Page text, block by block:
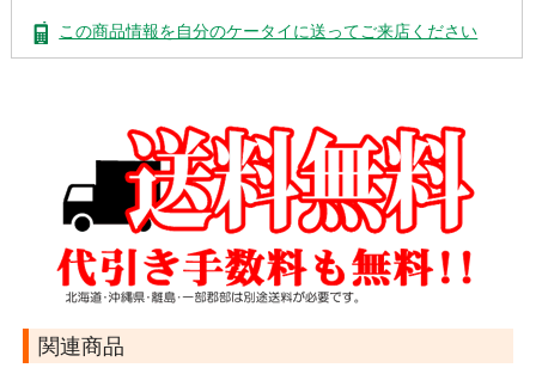
この商品情報を自分のケータイに送ってご来店ください
関連商品